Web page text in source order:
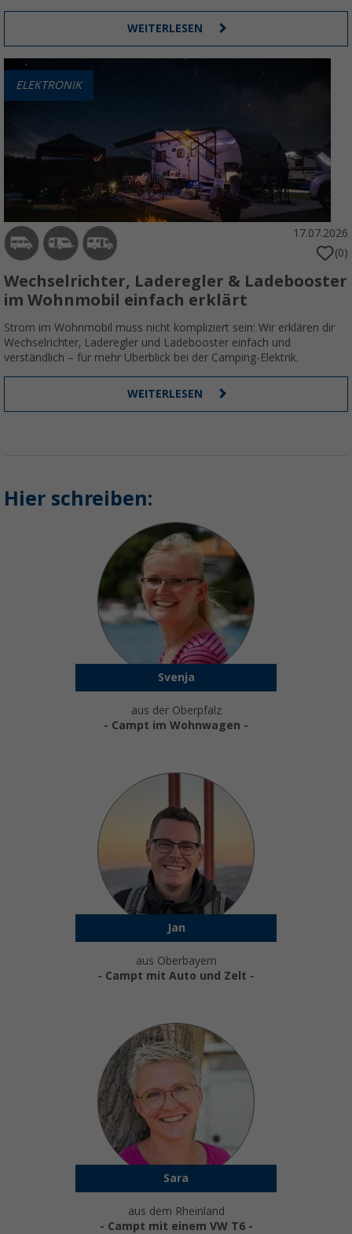
WEITERLESEN
ELEKTRONIK
17.07.2026
(0)
Wechselrichter, Laderegler & Ladebooster
im Wohnmobil einfach erklärt
Strom im Wohnmobil muss nicht kompliziert sein: Wir erklären dir
Wechselrichter, Laderegler und Ladebooster einfach und
verständlich – für mehr Überblick bei der Camping-Elektrik.
WEITERLESEN
Hier schreiben:
Svenja
aus der Oberpfalz
- Campt im Wohnwagen -
Jan
aus Oberbayern
- Campt mit Auto und Zelt -
Sara
aus dem Rheinland
- Campt mit einem VW T6 -